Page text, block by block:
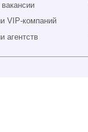
вакансии
VIP-компаний
агентств